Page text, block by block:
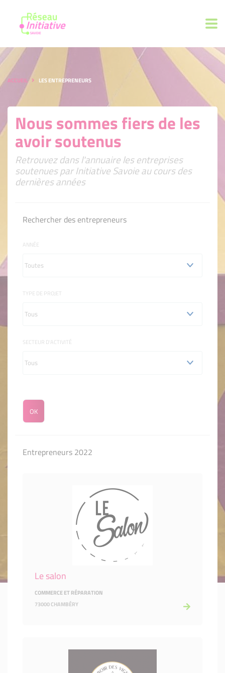
ACCUEIL LES ENTREPRENEURS
Nous sommes fiers de les
avoir soutenus
Retrouvez dans l'annuaire les entreprises
soutenues par Initiative Savoie au cours des
dernières années
Rechercher des entrepreneurs
ANNÉE
TYPE DE PROJET
SECTEUR D'ACTIVITÉ
Entrepreneurs 2022
Le salon
COMMERCE ET RÉPARATION
73000 CHAMBÉRY